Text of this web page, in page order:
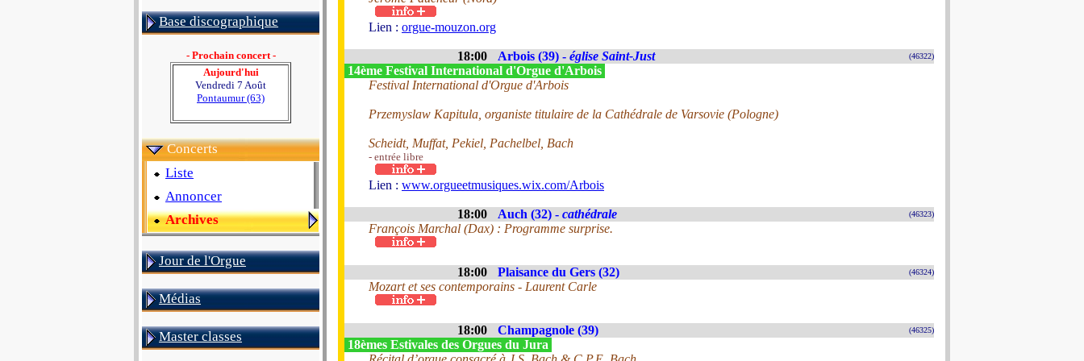
Base discographique
- Prochain concert -
Aujourd'hui
Vendredi 7 Août
Pontaumur (63)
Concerts
Liste
Annoncer
Archives
Jour de l'Orgue
Médias
Master classes
Lien : orgue-mouzon.org
18:00 Arbois (39) - église Saint-Just (46322)
14ème Festival International d'Orgue d'Arbois
Festival International d'Orgue d'Arbois
Przemyslaw Kapitula, organiste titulaire de la Cathédrale de Varsovie (Pologne)
Scheidt, Muffat, Pekiel, Pachelbel, Bach
- entrée libre
Lien : www.orgueetmusiques.wix.com/Arbois
18:00 Auch (32) - cathédrale (46323)
François Marchal (Dax) : Programme surprise.
18:00 Plaisance du Gers (32) (46324)
Mozart et ses contemporains - Laurent Carle
18:00 Champagnole (39) (46325)
18èmes Estivales des Orgues du Jura